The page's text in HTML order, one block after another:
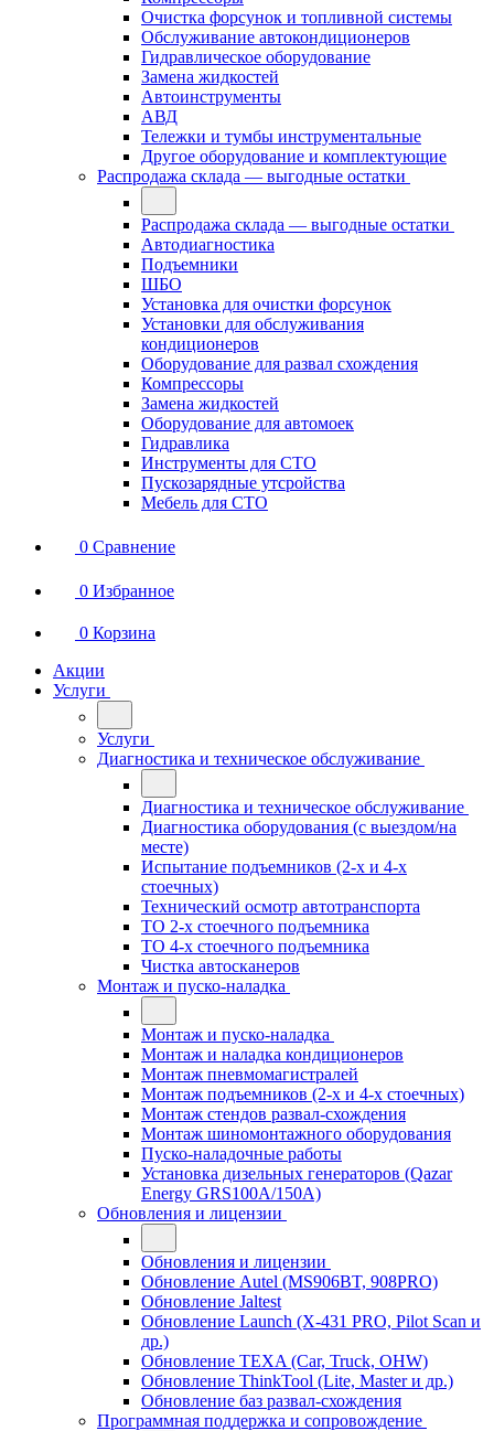
Очистка форсунок и топливной системы
Обслуживание автокондиционеров
Гидравлическое оборудование
Замена жидкостей
Автоинструменты
АВД
Тележки и тумбы инструментальные
Другое оборудование и комплектующие
Распродажа склада — выгодные остатки
Распродажа склада — выгодные остатки
Автодиагностика
Подъемники
ШБО
Установка для очистки форсунок
Установки для обслуживания
кондиционеров
Оборудование для развал схождения
Компрессоры
Замена жидкостей
Оборудование для автомоек
Гидравлика
Инструменты для СТО
Пускозарядные утсройства
Мебель для СТО
0 Сравнение
0 Избранное
0 Корзина
Акции
Услуги
Услуги
Диагностика и техническое обслуживание
Диагностика и техническое обслуживание
Диагностика оборудования (с выездом/на
месте)
Испытание подъемников (2-х и 4-х
стоечных)
Технический осмотр автотранспорта
ТО 2-х стоечного подъемника
ТО 4-х стоечного подъемника
Чистка автосканеров
Монтаж и пуско-наладка
Монтаж и пуско-наладка
Монтаж и наладка кондиционеров
Монтаж пневмомагистралей
Монтаж подъемников (2-х и 4-х стоечных)
Монтаж стендов развал-схождения
Монтаж шиномонтажного оборудования
Пуско-наладочные работы
Установка дизельных генераторов (Qazar
Energy GRS100A/150A)
Обновления и лицензии
Обновления и лицензии
Обновление Autel (MS906BT, 908PRO)
Обновление Jaltest
Обновление Launch (X-431 PRO, Pilot Scan и
др.)
Обновление TEXA (Car, Truck, OHW)
Обновление ThinkTool (Lite, Master и др.)
Обновление баз развал-схождения
Программная поддержка и сопровождение